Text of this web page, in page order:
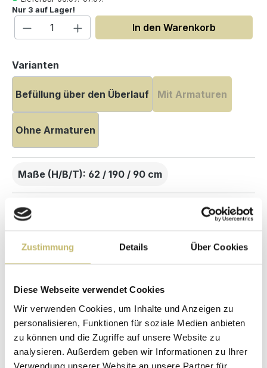
Zustimmung Details Über Cookies
Diese Webseite verwendet Cookies
Wir verwenden Cookies, um Inhalte und Anzeigen zu
personalisieren, Funktionen für soziale Medien anbieten
zu können und die Zugriffe auf unsere Website zu
analysieren. Außerdem geben wir Informationen zu Ihrer
Verwendung unserer Website an unsere Partner für
Nur 3 auf Lager!
Produkt Anzahl: Gib den
In den Warenkorb
Varianten
Befüllung über den Überlauf Mit Armaturen
Ohne Armaturen
Maße (H/B/T): 62 / 190 / 90 cm
Herstellerpreis
Kundenbetreuung
mit bester
Gut verpackt für
Designed in
Germany
1 Monat risikofreies
Rückgaberecht